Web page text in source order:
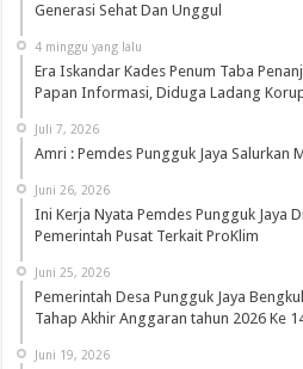
Generasi Sehat Dan Unggul
4 minggu yang lalu
Era Iskandar Kades Penum Taba
Papan Informasi, Diduga Ladang
Juli 7, 2026
Amri : Pemdes Pungguk Jaya Salurkan
Juni 26, 2026
Ini Kerja Nyata Pemdes Pungguk Jaya
Pemerintah Pusat Terkait ProKlim
Juni 25, 2026
Pemerintah Desa Pungguk Jaya
Tahap Akhir Anggaran tahun 2026 Ke
Juni 19, 2026